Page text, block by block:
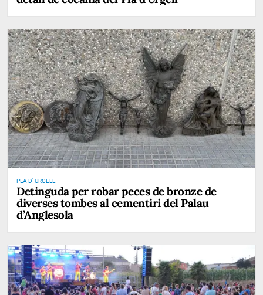
PLA D' URGELL
Detinguda per robar peces de bronze de
diverses tombes al cementiri del Palau
d’Anglesola